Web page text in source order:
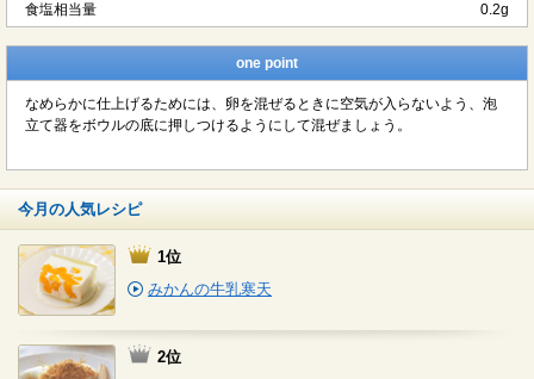
食塩相当量
0.2g
one point
なめらかに仕上げるためには、卵を混ぜるときに空気が入らないよう、泡
立て器をボウルの底に押しつけるようにして混ぜましょう。
今月の人気レシピ
1位
みかんの牛乳寒天
2位